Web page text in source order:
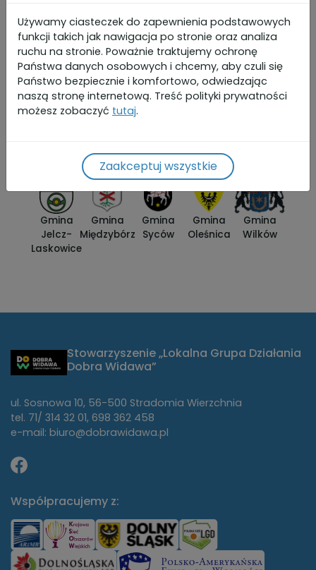
Używamy ciasteczek do zapewnienia podstawowych
funkcji takich jak nawigacja po stronie oraz analiza
ruchu na stronie. Poważnie traktujemy ochronę
Państwa danych osobowych i chcemy, aby czuli się
Państwo bezpiecznie i komfortowo, odwiedzając
naszą stronę internetową. Treść polityki prywatności
możesz zobaczyć tutaj.
Zaakceptuj wszystkie
Gminy partnerskie
Czernica DługołękaDobroszyce
Gmina
Jelcz-
Laskowice
Gmina
Międzybórz
Gmina
Syców
Gmina
Oleśnica
Gmina
Wilków
Stowarzyszenie „Lokalna Grupa Działania
Dobra Widawa”
ul. Sosnowa 10, 56-500 Stradomia Wierzchnia
tel. 71/ 314 32 01, 698 362 458
e-mail: biuro@dobrawidawa.pl
Współpracujemy z: